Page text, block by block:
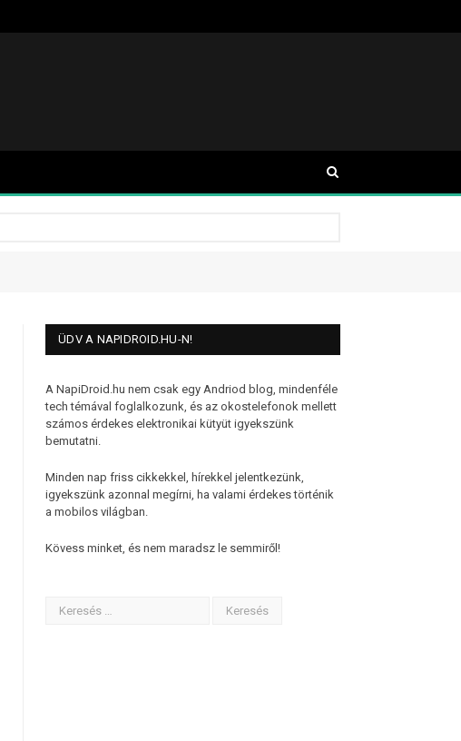
ÜDV A NAPIDROID.HU-N!
A NapiDroid.hu nem csak egy Andriod blog, mindenféle
tech témával foglalkozunk, és az okostelefonok mellett
számos érdekes elektronikai kütyüt igyekszünk
bemutatni.
Minden nap friss cikkekkel, hírekkel jelentkezünk,
igyekszünk azonnal megírni, ha valami érdekes történik
a mobilos világban.
Kövess minket, és nem maradsz le semmiről!